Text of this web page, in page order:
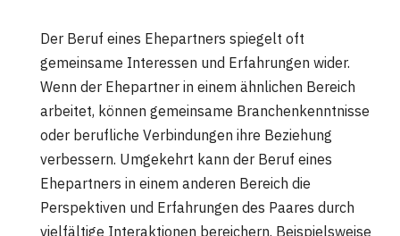
Der Beruf eines Ehepartners spiegelt oft
gemeinsame Interessen und Erfahrungen wider.
Wenn der Ehepartner in einem ähnlichen Bereich
arbeitet, können gemeinsame Branchenkenntnisse
oder berufliche Verbindungen ihre Beziehung
verbessern. Umgekehrt kann der Beruf eines
Ehepartners in einem anderen Bereich die
Perspektiven und Erfahrungen des Paares durch
vielfältige Interaktionen bereichern. Beispielsweise